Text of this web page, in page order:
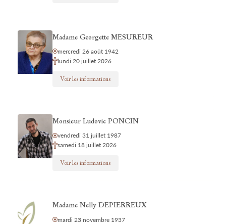
Madame Georgette MESUREUR
mercredi 26 août 1942
lundi 20 juillet 2026
Voir les informations
Monsieur Ludovic PONCIN
vendredi 31 juillet 1987
samedi 18 juillet 2026
Voir les informations
Madame Nelly DEPIERREUX
mardi 23 novembre 1937